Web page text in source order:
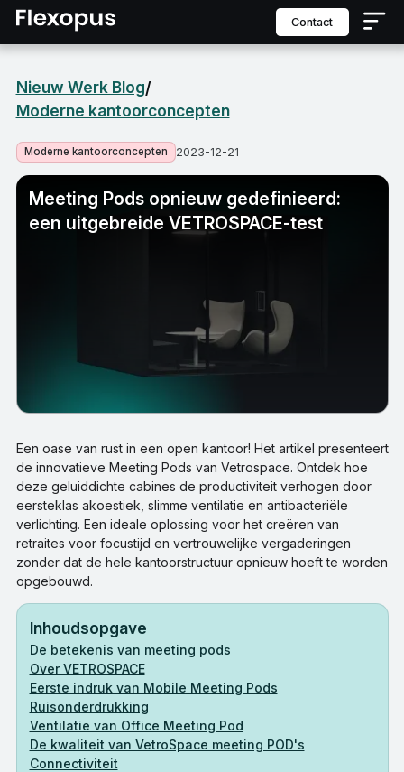
contact
Nieuw Werk Blog/
Moderne kantoorconcepten
Moderne kantoorconcepten 2023-12-21
Meeting Pods opnieuw gedefinieerd:
een uitgebreide VETROSPACE-test
Een oase van rust in een open kantoor! Het artikel presenteert
de innovatieve Meeting Pods van Vetrospace. Ontdek hoe
deze geluiddichte cabines de productiviteit verhogen door
eersteklas akoestiek, slimme ventilatie en antibacteriële
verlichting. Een ideale oplossing voor het creëren van
retraites voor focustijd en vertrouwelijke vergaderingen
zonder dat de hele kantoorstructuur opnieuw hoeft te worden
opgebouwd.
Inhoudsopgave
De betekenis van meeting pods
Over VETROSPACE
Eerste indruk van Mobile Meeting Pods
Ruisonderdrukking
Ventilatie van Office Meeting Pod
De kwaliteit van VetroSpace meeting POD's
Connectiviteit